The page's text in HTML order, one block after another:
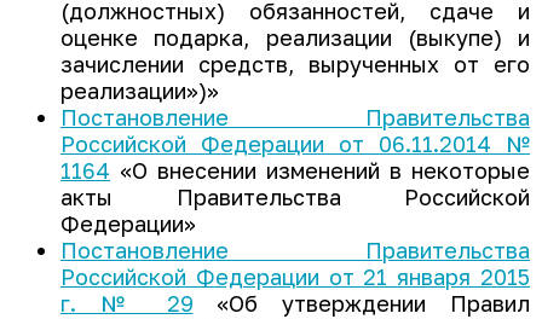
(должностных) обязанностей, сдаче и
оценке подарка, реализации (выкупе) и
зачислении средств, вырученных от его
реализации»)»
Постановление Правительства
Российской Федерации от 06.11.2014 №
1164 «О внесении изменений в некоторые
акты Правительства Российской
Федерации»
Постановление Правительства
Российской Федерации от 21 января 2015
г. № 29 «Об утверждении Правил